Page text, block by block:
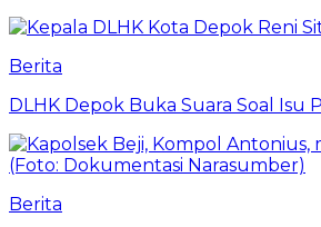
Berita
DLHK Depok Buka Suara Soal Isu
Berita